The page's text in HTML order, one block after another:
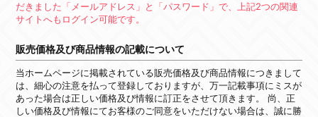
だきました「メールアドレス」と「パスワード」で、上記2つの関連
サイトへもログイン可能です。
販売価格及び商品情報の記載について
当ホームページに掲載されている販売価格及び商品情報につきまして
は、細心の注意を払って登録しておりますが、万一記載事項にミスが
あった場合は正しい価格及び情報に訂正をさせて頂きます。 尚、正
しい価格及び情報にてお客様のご同意をいただけない場合は、誠に勝